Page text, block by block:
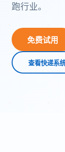
跑行业。
免费试用
查看快递系